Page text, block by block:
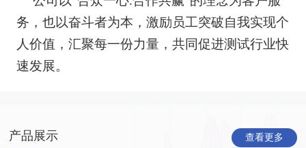
务，也以奋斗者为本，激励员工突破自我实现个
人价值，汇聚每一份力量，共同促进测试行业快
速发展。
产品展示 查看更多